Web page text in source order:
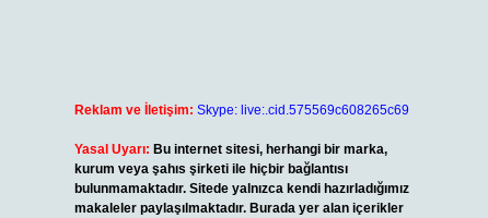
Reklam ve İletişim: Skype: live:.cid.575569c608265c69
Yasal Uyarı: Bu internet sitesi, herhangi bir marka,
kurum veya şahıs şirketi ile hiçbir bağlantısı
bulunmamaktadır. Sitede yalnızca kendi hazırladığımız
makaleler paylaşılmaktadır. Burada yer alan içerikler